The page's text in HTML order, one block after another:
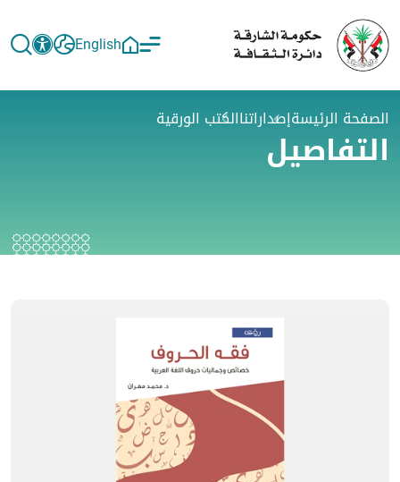
English
الصفحة الرئيسةإصداراتناالكتب الورقية
التفاصيل